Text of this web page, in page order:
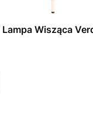
Wisząca